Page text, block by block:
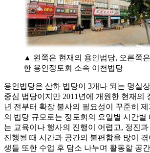
▲ 왼쪽은 현재의 용인법당, 오른쪽
한 용인정토회 소속 이천법당
용인법당은 산하 법당이 3개나 되는 명실
중심 법당이지만 2011년에 개원한 현재의
년 전부터 확장 불사의 필요성이 꾸준히
의 법당 규모로는 정토회의 요일별 시간별
는 교육이나 행사의 진행이 어렵고, 정진과
진행될 때 시간과 공간의 불편함을 많이
생들 또한 수업 후 담소 나누며 활동할 공